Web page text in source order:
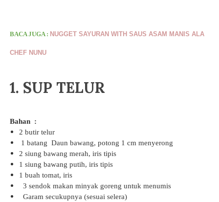
BACA JUGA : NUGGET SAYURAN WITH SAUS ASAM MANIS ALA
CHEF NUNU
1. SUP TELUR
Bahan :
2 butir telur
1 batang Daun bawang, potong 1 cm menyerong
2 siung bawang merah, iris tipis
1 siung bawang putih, iris tipis
1 buah tomat, iris
3 sendok makan minyak goreng untuk menumis
Garam secukupnya (sesuai selera)